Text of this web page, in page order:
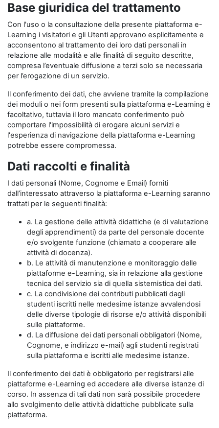
Base giuridica del trattamento
Con l'uso o la consultazione della presente piattaforma e-
Learning i visitatori e gli Utenti approvano esplicitamente e
acconsentono al trattamento dei loro dati personali in
relazione alle modalità e alle finalità di seguito descritte,
compresa l’eventuale diffusione a terzi solo se necessaria
per l’erogazione di un servizio.
Il conferimento dei dati, che avviene tramite la compilazione
dei moduli o nei form presenti sulla piattaforma e-Learning è
facoltativo, tuttavia il loro mancato conferimento può
comportare l'impossibilità di erogare alcuni servizi e
l'esperienza di navigazione della piattaforma e-Learning
potrebbe essere compromessa.
Dati raccolti e finalità
I dati personali (Nome, Cognome e Email) forniti
dall’interessato attraverso la piattaforma e-Learning saranno
trattati per le seguenti finalità:
a. La gestione delle attività didattiche (e di valutazione
degli apprendimenti) da parte del personale docente
e/o svolgente funzione (chiamato a cooperare alle
attività di docenza).
b. Le attività di manutenzione e monitoraggio delle
piattaforme e-Learning, sia in relazione alla gestione
tecnica del servizio sia di quella sistemistica dei dati.
c. La condivisione dei contributi pubblicati dagli
studenti iscritti nelle medesime istanze avvalendosi
delle diverse tipologie di risorse e/o attività disponibili
sulle piattaforme.
d. La diffusione dei dati personali obbligatori (Nome,
Cognome, e indirizzo e-mail) agli studenti registrati
sulla piattaforma e iscritti alle medesime istanze.
Il conferimento dei dati è obbligatorio per registrarsi alle
piattaforme e-Learning ed accedere alle diverse istanze di
corso. In assenza di tali dati non sarà possibile procedere
allo svolgimento delle attività didattiche pubblicate sulla
piattaforma.